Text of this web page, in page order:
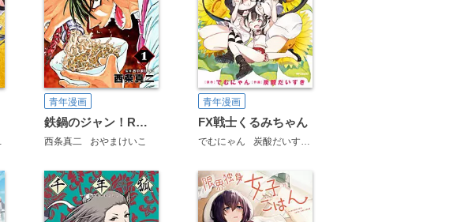
シロタカ
青年漫画
鉄鍋のジャン！R 頂上作戦
西条真二 おやまけいこ
青年漫画
FX戦士くるみちゃん
でむにゃん 炭酸だいすき